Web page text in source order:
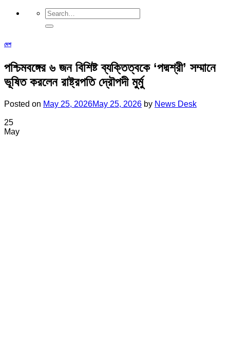
দেশ
পশ্চিমবঙ্গের ৬ জন বিশিষ্ট ব্যক্তিত্বকে ‘পদ্মশ্রী’ সম্মানে
ভূষিত করলেন রাষ্ট্রপতি দ্রৌপদী মুর্মু
Posted on May 25, 2026May 25, 2026 by News Desk
25
May